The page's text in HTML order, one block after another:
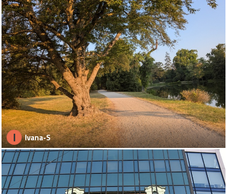
I Ivana-S